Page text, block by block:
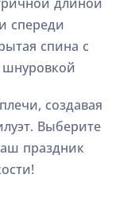
спереди
спина с
шнуровкой
создавая
Выберите
праздник